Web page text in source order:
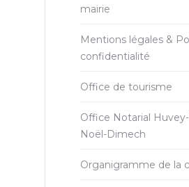
mairie
Mentions légales &
confidentialité
Office de tourisme
Office Notarial
Noël-Dimech
Organigramme de la